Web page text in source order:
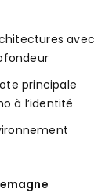
avec
principale
à l’identité